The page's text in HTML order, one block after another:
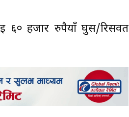
६० हजार रुपैयाँ घुस/रिसवत